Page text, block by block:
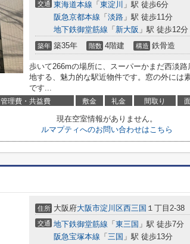
交通 東海道本線 「 東淀川 」駅 徒歩6分
阪急京都本線 「 淡路 」駅 徒歩11分
地下鉄御堂筋線 「 新大阪 」駅 徒歩12分
築年 築35年 階数 4階建 構造 鉄骨造
歩いて266mの場所に、スーパーかまだ西淡
地する、魅力的な駅近物件です。窓の外には
です...
管理費・共益費 敷金 礼金 間取り
現在空室情報がありません。
ルマプティへのお問い合わせはこちら
住所 大阪府大阪市淀川区西三国 １丁目2-38
交通 地下鉄御堂筋線 「 東三国 」駅 徒歩7分
阪急宝塚本線 「 三国 」駅 徒歩13分